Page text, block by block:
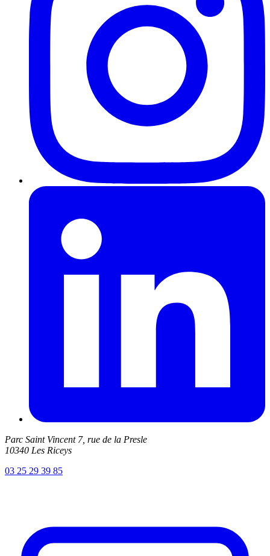
Parc Saint Vincent 7, rue de la Presle
10340 Les Riceys
03 25 29 39 85